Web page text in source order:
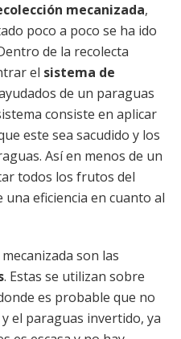
mecanizada,
poco a poco se ha ido
de la recolecta
el sistema de
de un paraguas
consiste en aplicar
este sea sacudido y los
Así en menos de un
todos los frutos del
eficiencia en cuanto al
son las
. Estas se utilizan sobre
es probable que no
el paraguas invertido, ya